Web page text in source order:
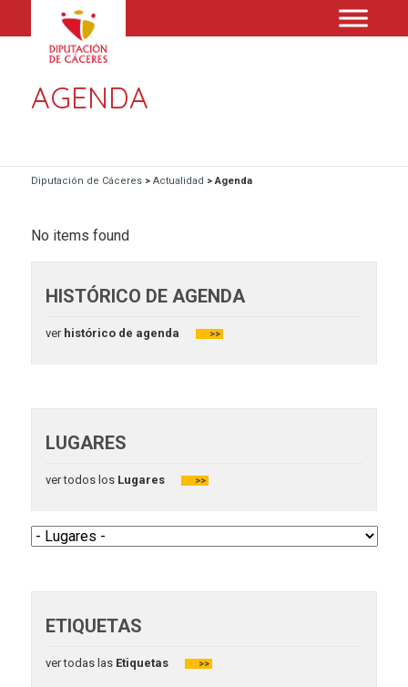
AGENDA
Diputación de Cáceres> Actualidad >Agenda
No items found
HISTÓRICO DE AGENDA
verhistórico de agenda >>
LUGARES
ver todos losLugares >>
ETIQUETAS
ver todas las Etiquetas >>